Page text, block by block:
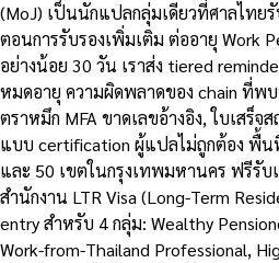
(MoJ) เป็นนักแปลกลุ่มเดียวที่ศาลไทย
ตอนการรับรองเพิ่มเติม ต่ออายุ Work
อย่างน้อย 30 วัน เราส่ง tiered
หมดอายุ ความผิดพลาดของ chain ที่พ
ตราหมึก MFA ขาดเลขอ้างอิง, ใบเสร็
แบบ certification ผู้แปลไม่ถูกต้อง พื้น
และ 50 เขตในกรุงเทพมหานคร ฟรีรับ
สำนักงาน LTR Visa (Long-Term
entry สำหรับ 4 กลุ่ม: Wealthy
Work-from-Thailand Professional,